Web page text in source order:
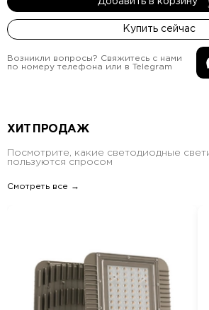
Купить сейчас
Возникли вопросы? Свяжитесь с нами
по номеру телефона или в Telegram
ХИТ ПРОДАЖ
Посмотрите, какие светодиодные
пользуются спросом
Смотреть все →